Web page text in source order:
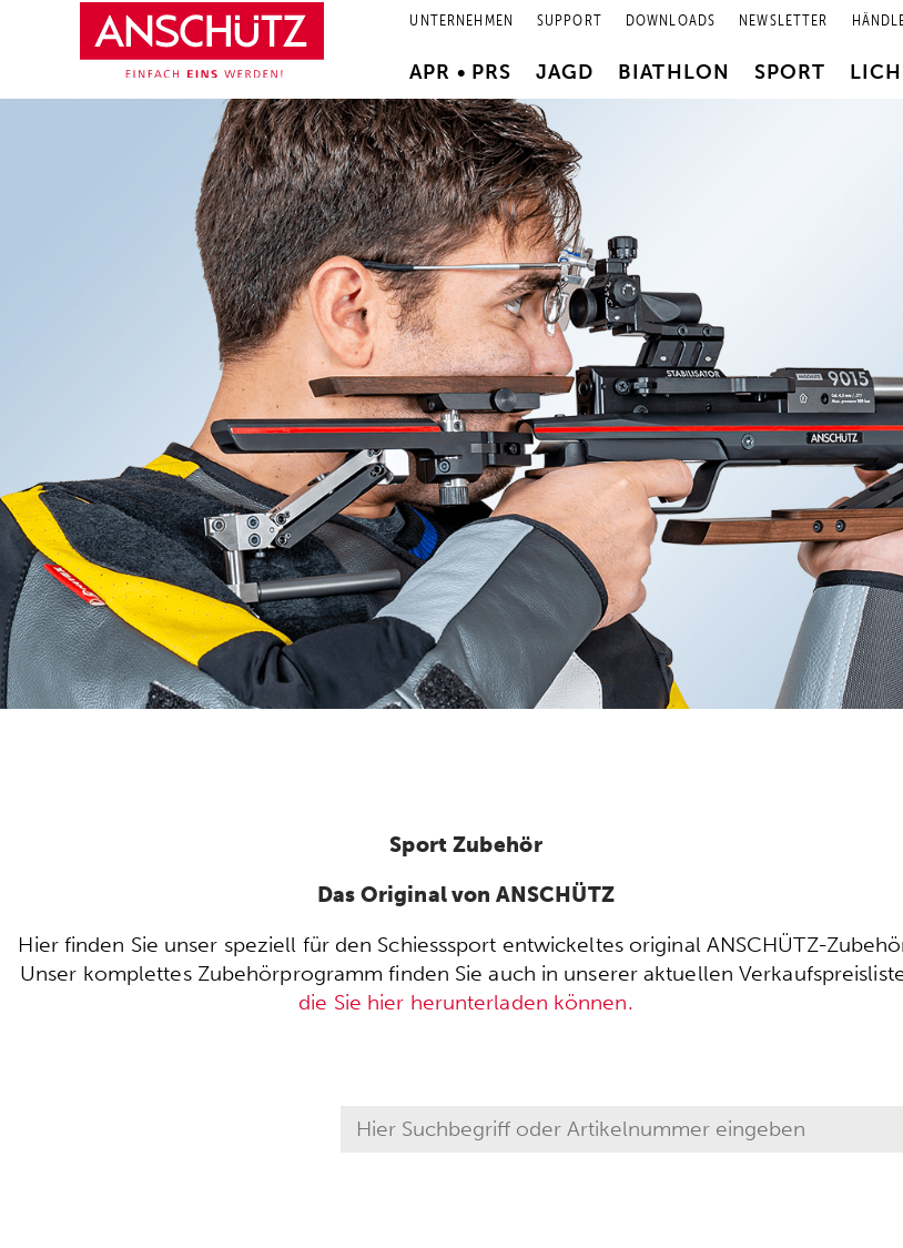
UNTERNEHMEN SUPPORT DOWNLOADS NEWSLETTER
APR • PRS JAGD BIATHLON SPORT
Sport Zubehör
Das Original von ANSCHÜTZ
Hier finden Sie unser speziell für den Schiesssport entwickeltes original ANSCHÜTZ-
Unser komplettes Zubehörprogramm finden Sie auch in unserer aktuellen
die Sie hier herunterladen können.